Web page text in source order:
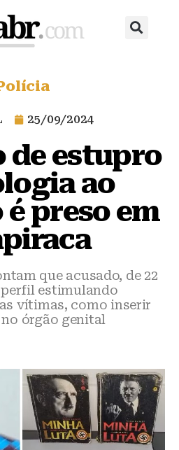
25/09/2024
de estupro
ao
preso em
que acusado, de 22
estimulando
vítimas, como inserir
órgão genital